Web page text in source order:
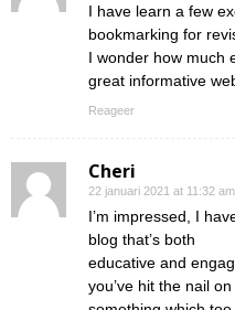
I have learn a few
bookmarking for
I wonder how much
great informative
Reageer
Cheri
22 januari 2021 at 11:32 am
I’m impressed, I
blog that’s both
educative and
you’ve hit the nail